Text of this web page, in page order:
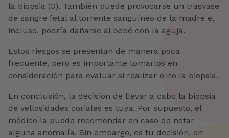
la biopsia (3). También puede provocarse un trasvase
de sangre fetal al torrente sanguíneo de la madre e,
incluso, podría dañarse al bebé con la aguja.
Estos riesgos se presentan de manera poca
frecuente, pero es importante tomarlos en
consideración para evaluar si realizar o no la biopsia.
En conclusión, la decisión de llevar a cabo la biopsia
de vellosidades coriales es tuya. Por supuesto, el
médico la puede recomendar en caso de notar
alguna anomalía. Sin embargo, es tu decisión, en